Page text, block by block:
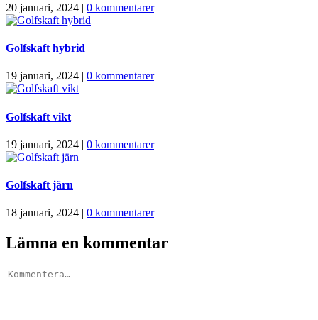
20 januari, 2024 | 0 kommentarer
Golfskaft hybrid
19 januari, 2024 | 0 kommentarer
Golfskaft vikt
19 januari, 2024 | 0 kommentarer
Golfskaft järn
18 januari, 2024 | 0 kommentarer
Lämna en kommentar
Kommentar